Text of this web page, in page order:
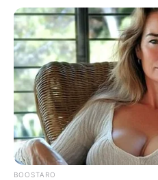
BOOSTARO